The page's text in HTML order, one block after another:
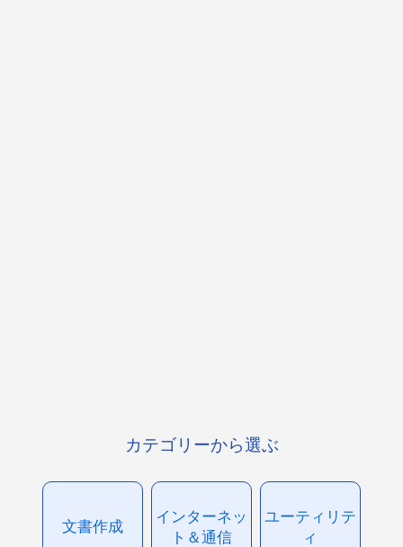
カテゴリーから選ぶ
文書作成
インターネッ
ト＆通信
ユーティリテ
ィ